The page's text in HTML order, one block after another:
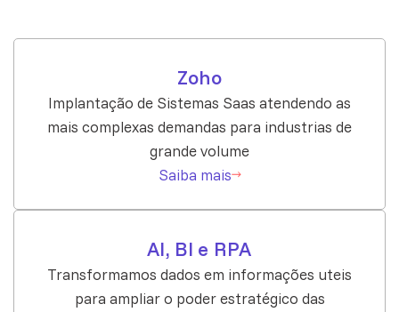
Zoho
Implantação de Sistemas Saas atendendo as
mais complexas demandas para industrias de
grande volume
Saiba mais
AI, BI e RPA
Transformamos dados em informações uteis
para ampliar o poder estratégico das